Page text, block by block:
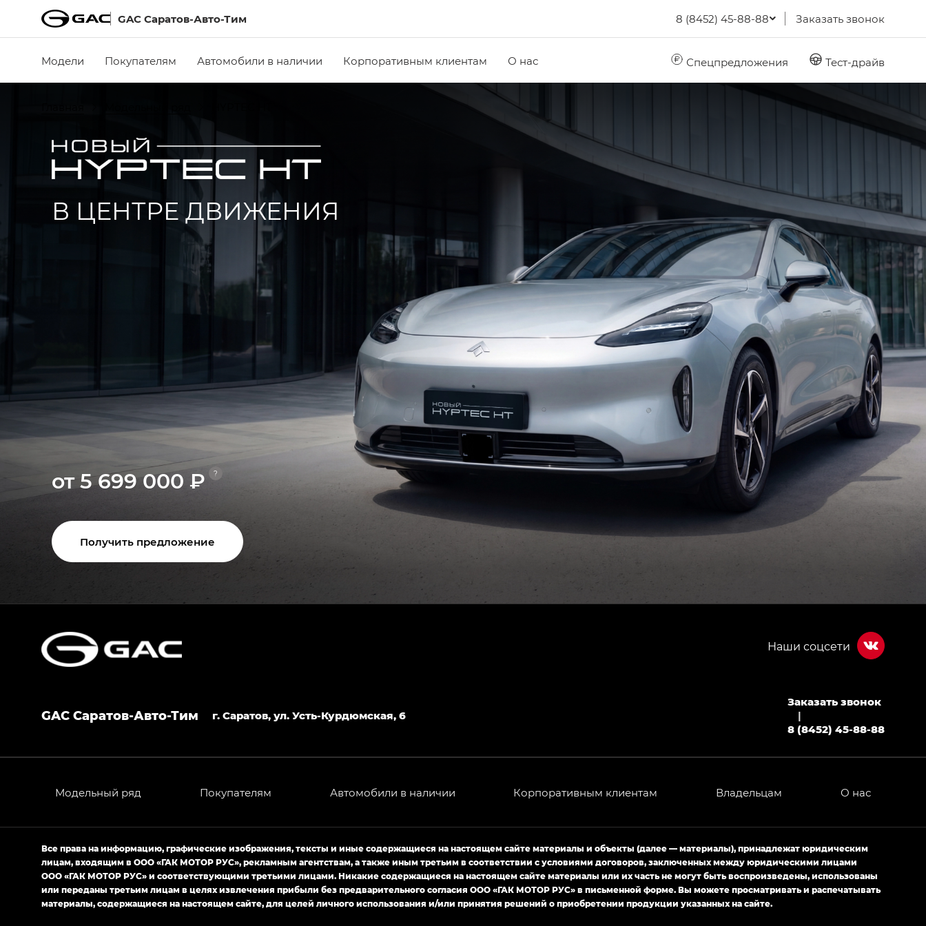
GAC Саратов-Авто-Тим 8 (8452) 45-88-88 Заказать звонок
Модели Покупателям Автомобили в наличии Корпоративным клиентам О нас Спецпредложения Тест-драйв
В ЦЕНТРЕ ДВИЖЕНИЯ
от 5 699 000 ₽ ?
Получить предложение
GAC Саратов-Авто-Тим г. Саратов, ул. Усть-Курдюмская, 6
Заказать звонок
|
8 (8452) 45-88-88
Модельный ряд Покупателям Автомобили в наличии Корпоративным клиентам Владельцам О нас
Все права на информацию, графические изображения, тексты и иные содержащиеся на настоящем сайте материалы и объекты (далее — материалы), принадлежат юридическим
лицам, входящим в ООО «ГАК МОТОР РУС», рекламным агентствам, а также иным третьим в соответствии с условиями договоров, заключенных между юридическими лицами
ООО «ГАК МОТОР РУС» и соответствующими третьими лицами. Никакие содержащиеся на настоящем сайте материалы или их часть не могут быть воспроизведены, использованы
или переданы третьим лицам в целях извлечения прибыли без предварительного согласия ООО «ГАК МОТОР РУС» в письменной форме. Вы можете просматривать и распечатывать
материалы, содержащиеся на настоящем сайте, для целей личного использования и/или принятия решений о приобретении продукции указанных на сайте.